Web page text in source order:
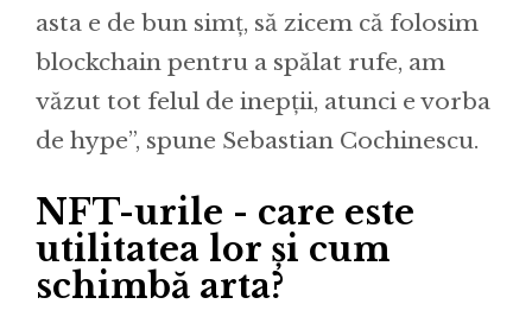
asta e de bun simț, să zicem că folosim
blockchain pentru a spălat rufe, am
văzut tot felul de inepții, atunci e vorba
de hype”, spune Sebastian Cochinescu.
NFT-urile - care este
utilitatea lor și cum
schimbă arta?